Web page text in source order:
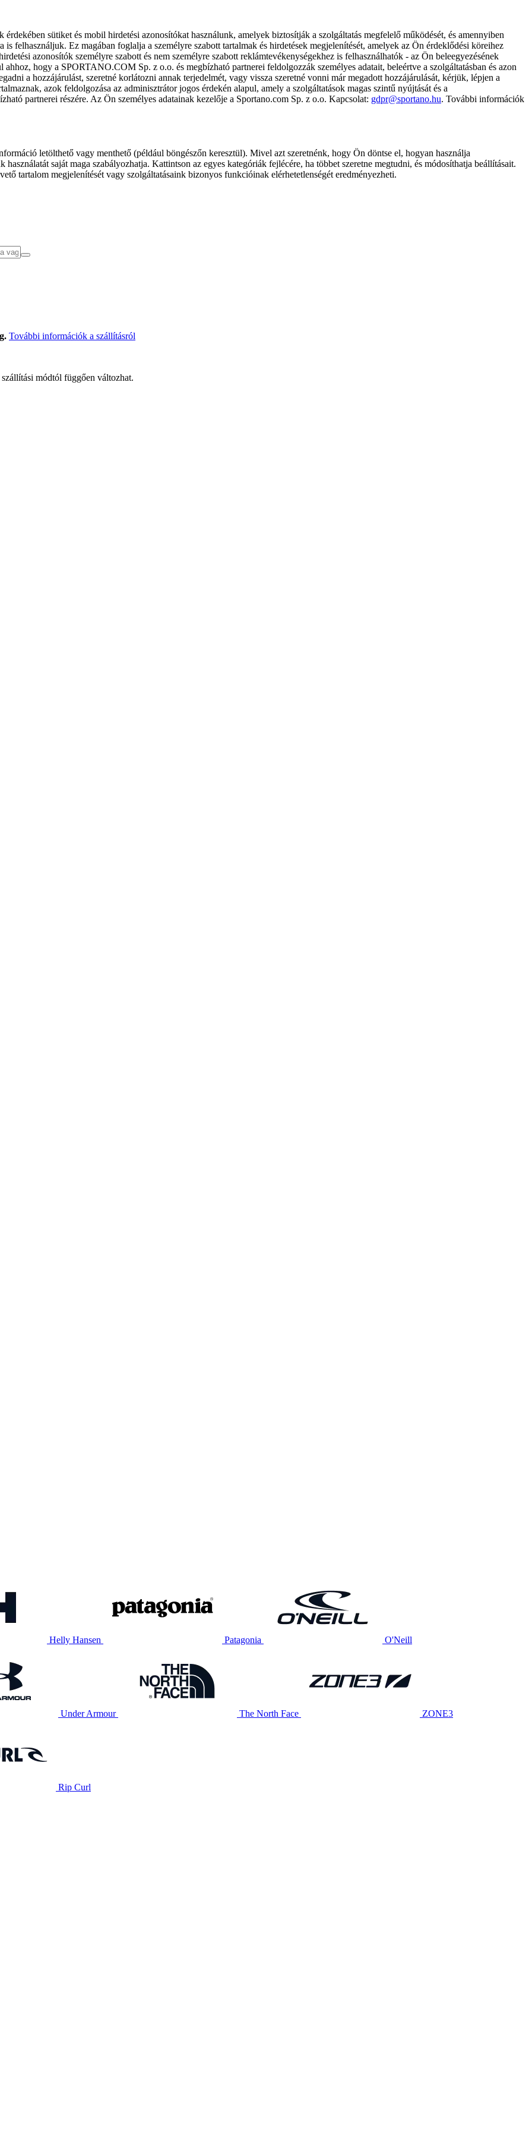
sütiket és mobil hirdetési azonosítókat használunk, amelyek biztosítják a szolgáltatás megfelelő működését, és amennyiben
is felhasználjuk. Ez magában foglalja a személyre szabott tartalmak és hirdetések megjelenítését, amelyek az Ön érdeklődési köreihez
azonosítók személyre szabott és nem személyre szabott reklámtevékenységekhez is felhasználhatók - az Ön beleegyezésének
hogy a SPORTANO.COM Sp. z o.o. és megbízható partnerei feldolgozzák személyes adatait, beleértve a szolgáltatásban és azon
a hozzájárulást, szeretné korlátozni annak terjedelmét, vagy vissza szeretné vonni már megadott hozzájárulását, kérjük, lépjen a
azok feldolgozása az adminisztrátor jogos érdekén alapul, amely a szolgáltatások magas szintű nyújtását és a
partnerei részére. Az Ön személyes adatainak kezelője a Sportano.com Sp. z o.o. Kapcsolat: gdpr@sportano.hu. További információk
letölthető vagy menthető (például böngészőn keresztül). Mivel azt szeretnénk, hogy Ön döntse el, hogyan használja
saját maga szabályozhatja. Kattintson az egyes kategóriák fejlécére, ha többet szeretne megtudni, és módosíthatja beállításait.
tartalom megjelenítését vagy szolgáltatásaink bizonyos funkcióinak elérhetetlenségét eredményezheti.
További információk a szállításról
módtól függően változhat.
Helly Hansen Patagonia O'Neill
Under Armour The North Face ZONE3
Rip Curl